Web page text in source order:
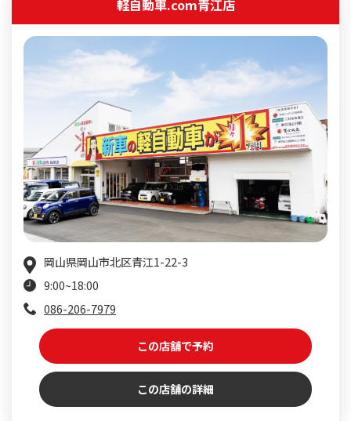
軽自動車.com青江店
岡山県岡山市北区青江1-22-3
9:00~18:00
086-206-7979
この店舗で予約
この店舗の詳細